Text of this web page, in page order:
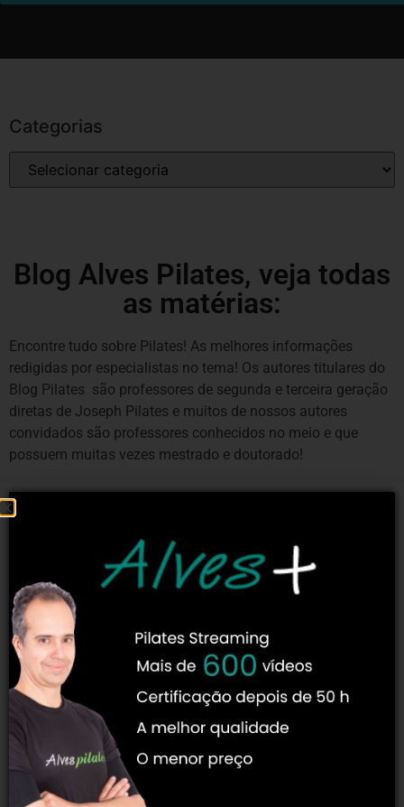
Categorias
Blog Alves Pilates, veja todas
as matérias:
Encontre tudo sobre Pilates! As melhores informações
redigidas por especialistas no tema! Os autores titulares do
Blog Pilates são professores de segunda e terceira geração
diretas de Joseph Pilates e muitos de nossos autores
convidados são professores conhecidos no meio e que
possuem muitas vezes mestrado e doutorado!
ORIGINAL/CLÁSSICO/CONTEMPORÂNEO
Acessórios de pilates moderno
Pilates e acessórios de pilates moderno: ‘Acessórios de